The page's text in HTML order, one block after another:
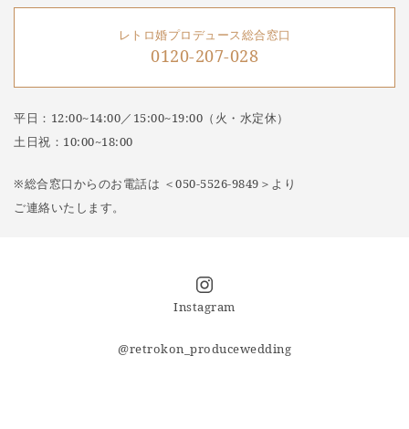
レトロ婚プロデュース総合窓口
0120-207-028
平日：12:00~14:00／15:00~19:00（火・水定休）
土日祝：10:00~18:00
※総合窓口からのお電話は ＜050-5526-9849＞より
ご連絡いたします。
Instagram
@retrokon_producewedding